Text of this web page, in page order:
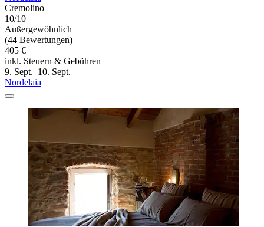
Cremolino
10/10
Außergewöhnlich
(44 Bewertungen)
405 €
inkl. Steuern & Gebühren
9. Sept.–10. Sept.
Nordelaia